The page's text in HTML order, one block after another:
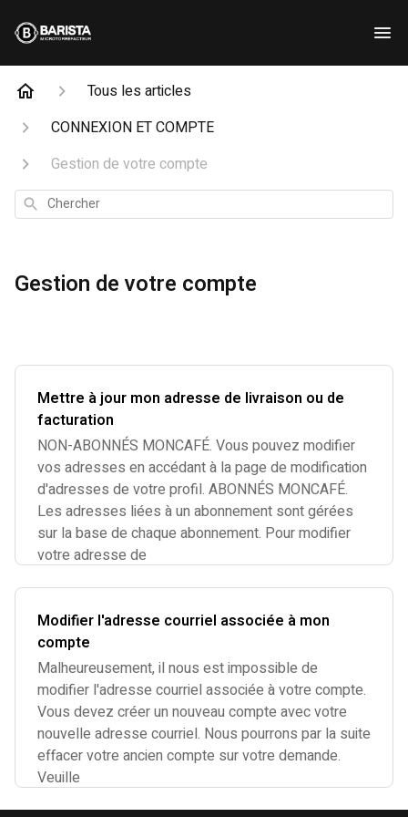
Tous les articles
CONNEXION ET COMPTE
Gestion de votre compte
Chercher
Gestion de votre compte
Mettre à jour mon adresse de livraison ou de
facturation
NON-ABONNÉS MONCAFÉ. Vous pouvez modifier
vos adresses en accédant à la page de modification
d'adresses de votre profil. ABONNÉS MONCAFÉ.
Les adresses liées à un abonnement sont gérées
sur la base de chaque abonnement. Pour modifier
votre adresse de
Modifier l'adresse courriel associée à mon
compte
Malheureusement, il nous est impossible de
modifier l'adresse courriel associée à votre compte.
Vous devez créer un nouveau compte avec votre
nouvelle adresse courriel. Nous pourrons par la suite
effacer votre ancien compte sur votre demande.
Veuille